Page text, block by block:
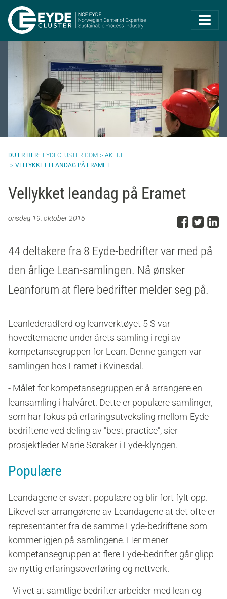
Eyde-Cluster |
EYDECLUSTER.COM
AKTUELT
VELLYKKET LEANDAG PÅ ERAMET
Vellykket leandag på Eramet
onsdag 19. oktober 2016 DelDel
44 deltakere fra 8 Eyde-bedrifter var med på
den årlige Lean-samlingen. Nå ønsker
Leanforum at flere bedrifter melder seg på.
Leanlederadferd og leanverktøyet 5 S var
hovedtemaene under årets samling i regi av
kompetansegruppen for Lean. Denne gangen var
samlingen hos Eramet i Kvinesdal.
- Målet for kompetansegruppen er å arrangere en
leansamling i halvåret. Dette er populære samlinger,
som har fokus på erfaringsutveksling mellom Eyde-
bedriftene ved deling av "best practice", sier
prosjektleder Marie Søraker i Eyde-klyngen.
Populære
Leandagene er svært populære og blir fort fylt opp.
Likevel ser arrangørene av Leandagene at det ofte er
representanter fra de samme Eyde-bedriftene som
kommer igjen på samlingene. Her mener
kompetansegruppen at flere Eyde-bedrifter går glipp
av nyttig erfaringsoverføring og nettverk.
- Vi vet at samtlige bedrifter arbeider med lean og